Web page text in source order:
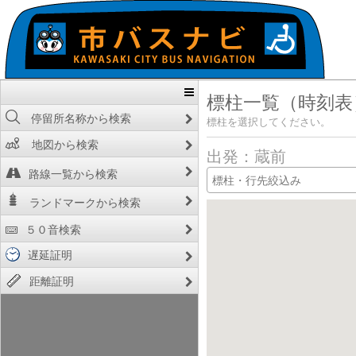
標柱一覧（時刻
標柱を選択してください。
出発：蔵前
停留所名称から検索
地図から検索
路線一覧から検索
ランドマークから検索
５０音検索
遅延証明
距離証明